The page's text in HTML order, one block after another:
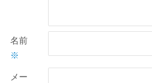
名前
※
メー